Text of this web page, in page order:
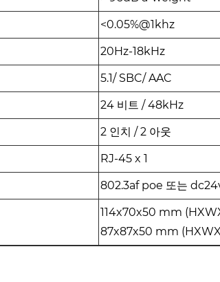
<0.05%@1khz
20Hz-18kHz
5.1/ SBC/ AAC
24 비트 / 48kHz
2 인치 / 2 아웃
RJ-45 x 1
802.3af poe 또는
114x70x50 mm
87x87x50 mm